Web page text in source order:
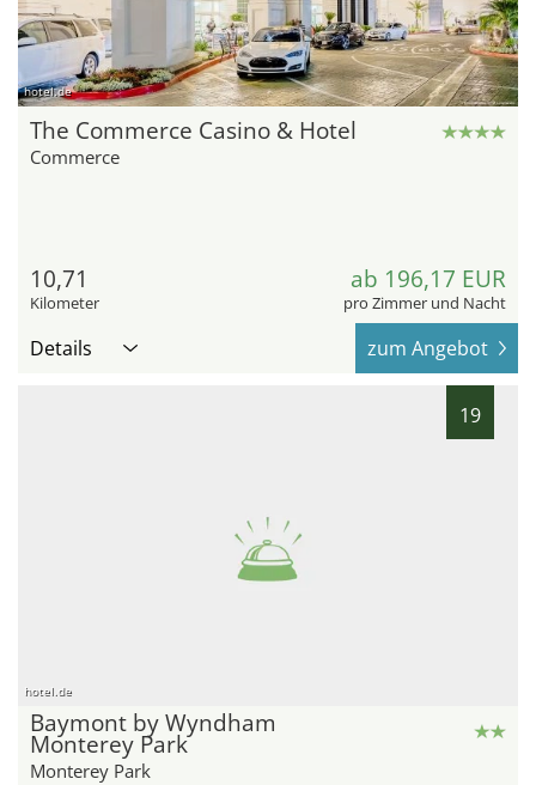
hotel.de
The Commerce Casino & Hotel
Commerce
10,71
Kilometer
ab 196,17 EUR
pro Zimmer und Nacht
Details zum Angebot
19
hotel.de
Baymont by Wyndham
Monterey Park
Monterey Park